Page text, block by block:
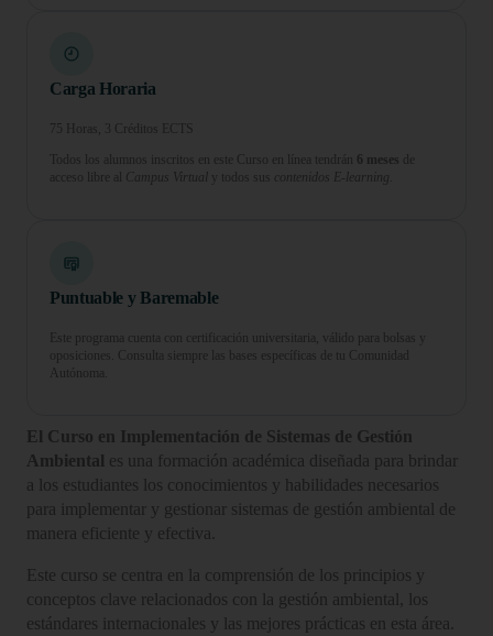
Carga Horaria
75 Horas, 3 Créditos ECTS
Todos los alumnos inscritos en este Curso en línea tendrán 6 meses de
acceso libre al Campus Virtual y todos sus contenidos E-learning.
Puntuable y Baremable
Este programa cuenta con certificación universitaria, válido para bolsas y
oposiciones. Consulta siempre las bases específicas de tu Comunidad
Autónoma.
El Curso en Implementación de Sistemas de Gestión
Ambiental es una formación académica diseñada para brindar
a los estudiantes los conocimientos y habilidades necesarios
para implementar y gestionar sistemas de gestión ambiental de
manera eficiente y efectiva.
Este curso se centra en la comprensión de los principios y
conceptos clave relacionados con la gestión ambiental, los
estándares internacionales y las mejores prácticas en esta área.